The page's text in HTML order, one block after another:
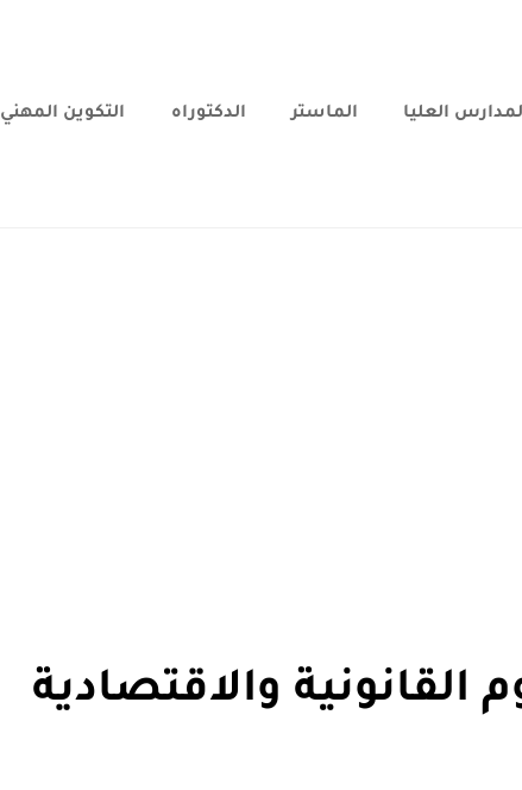
العليا الماستر الدكتوراه التكوين المهني
القانونية والاقتصادية